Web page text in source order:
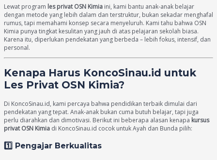
Lewat program les privat OSN Kimia ini, kami bantu anak-anak belajar
dengan metode yang lebih dalam dan terstruktur, bukan sekadar menghafal
rumus, tapi memahami konsep secara menyeluruh. Kami tahu bahwa OSN
Kimia punya tingkat kesulitan yang jauh di atas pelajaran sekolah biasa.
Karena itu, diperlukan pendekatan yang berbeda – lebih fokus, intensif, dan
personal.
Kenapa Harus KoncoSinau.id untuk
Les Privat OSN Kimia?
Di KoncoSinau.id, kami percaya bahwa pendidikan terbaik dimulai dari
pendekatan yang tepat. Anak-anak bukan cuma butuh belajar, tapi juga
perlu diarahkan dan dimotivasi. Berikut ini beberapa alasan kenapa kursus
privat OSN Kimia di KoncoSinau.id cocok untuk Ayah dan Bunda pilih:
1️⃣ Pengajar Berkualitas